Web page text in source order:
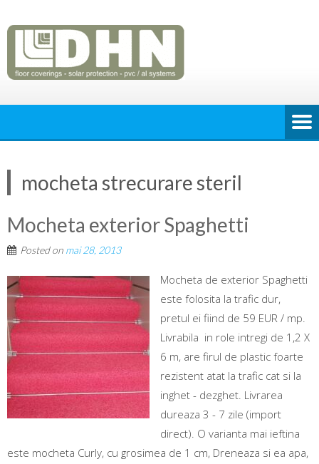
mocheta strecurare steril
Mocheta exterior Spaghetti
Posted on mai 28, 2013
Mocheta de exterior Spaghetti
este folosita la trafic dur,
pretul ei fiind de 59 EUR / mp.
Livrabila in role intregi de 1,2 X
6 m, are firul de plastic foarte
rezistent atat la trafic cat si la
inghet - dezghet. Livrarea
dureaza 3 - 7 zile (import
direct). O varianta mai ieftina
este mocheta Curly, cu grosimea de 1 cm, Dreneaza si ea apa,